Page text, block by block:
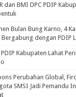
dan BMI DPC PDIP
Bulan Bung Karno, 4
Bergabung dengan PDIP
PDIP Kabupaten Lahat
Perubahan Global,
SMSI Jadi Pemandu